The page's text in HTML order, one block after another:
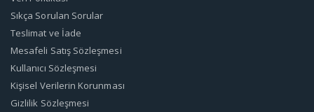
Sıkça Sorulan Sorular
Teslimat ve İade
Mesafeli Satış Sözleşmesi
Kullanıcı Sözleşmesi
Kişisel Verilerin Korunması
Gizlilik Sözleşmesi